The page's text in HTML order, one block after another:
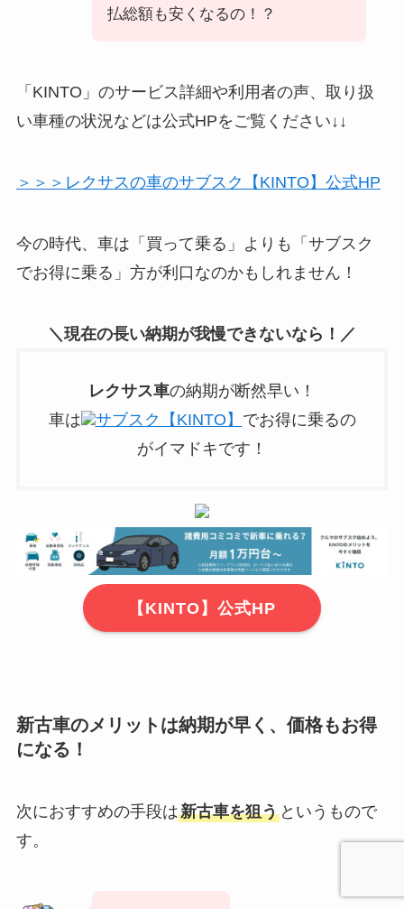
払総額も安くなるの！？
「KINTO」のサービス詳細や利用者の声、取り扱
い車種の状況などは公式HPをご覧ください↓↓
＞＞＞レクサスの車のサブスク【KINTO】公式HP
今の時代、車は「買って乗る」よりも「サブスク
でお得に乗る」方が利口なのかもしれません！
＼現在の長い納期が我慢できないなら！／
レクサス車の納期が断然早い！
車は
サブスク【KINTO】 でお得に乗るの
がイマドキです！
【KINTO】公式HP
新古車のメリットは納期が早く、価格もお得
になる！
次におすすめの手段は新古車を狙うというもので
す。